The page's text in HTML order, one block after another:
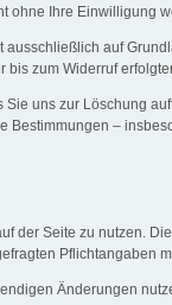
ohne Ihre Einwilligung
auf
zum Widerruf
uns zur Löschung
–
der Seite zu nutzen.
Änderungen